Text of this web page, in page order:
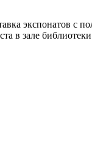
экспонатов с
в зале